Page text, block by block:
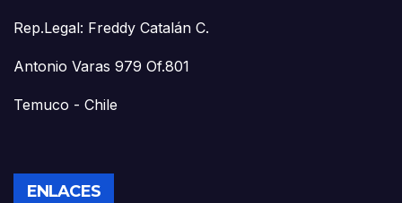
Rep.Legal: Freddy Catalán C.
Antonio Varas 979 Of.801
Temuco - Chile
ENLACES